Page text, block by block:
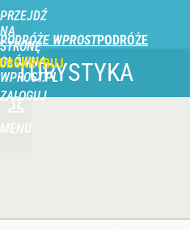
PRZEJDŹ
NA
STRONĘ
GŁÓWNĄ
WPROST.PL
PODRÓŻE WPROST
ZALOGUJ
MENU
TURYSTYKA